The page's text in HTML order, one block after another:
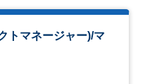
トマネージャー)/マ